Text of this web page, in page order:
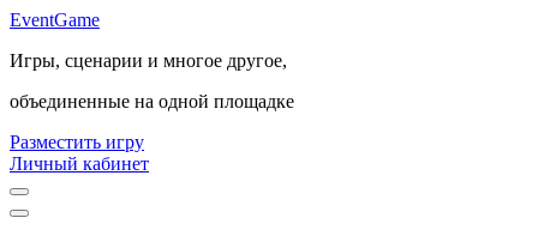
EventGame
Игры, сценарии и многое другое,
объединенные на одной площадке
Разместить игру
Личный кабинет